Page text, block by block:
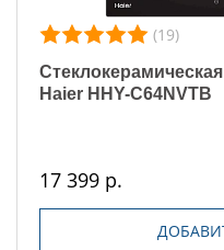
(19)
Haier HHY-C64NVTB
17 399 р.